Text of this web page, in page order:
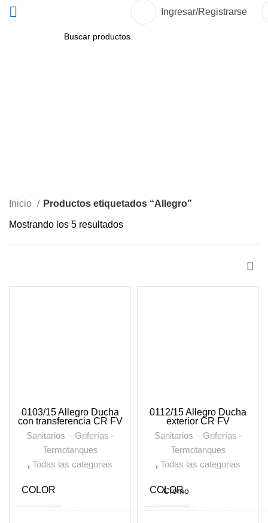
Ingresar/Registrarse
Inicio Productos etiquetados “Allegro”
Mostrando los 5 resultados
0103/15 Allegro Ducha
con transferencia CR FV
Sanitarios – Griferías -
Termotanques
, Todas las categorias
COLOR Cromo
0112/15 Allegro Ducha
exterior CR FV
Sanitarios – Griferías -
Termotanques
, Todas las categorias
COLOR